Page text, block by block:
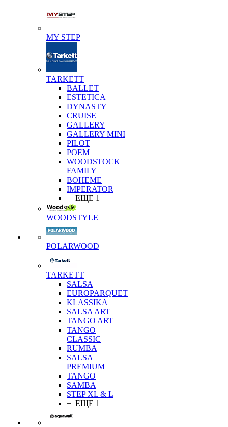
MY STEP
TARKETT
BALLET
ESTETICA
DYNASTY
CRUISE
GALLERY
GALLERY MINI
PILOT
POEM
WOODSTOCK
FAMILY
BOHEME
IMPERATOR
+ ЕЩЕ 1
WOODSTYLE
POLARWOOD
TARKETT
SALSA
EUROPARQUET
KLASSIKA
SALSA ART
TANGO ART
TANGO
CLASSIC
RUMBA
SALSA
PREMIUM
TANGO
SAMBA
STEP XL & L
+ ЕЩЕ 1